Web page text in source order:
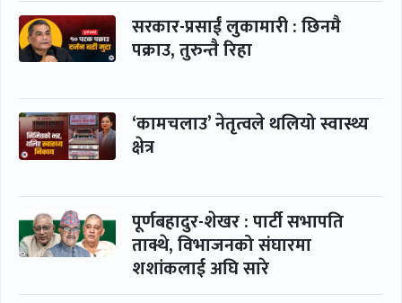
सरकार-प्रसाईं लुकामारी : छिनमै
पक्राउ, तुरुन्तै रिहा
‘कामचलाउ’ नेतृत्वले थलियो स्वास्थ्य
क्षेत्र
पूर्णबहादुर-शेखर : पार्टी सभापति
ताक्थे, विभाजनको संघारमा
शशांकलाई अघि सारे